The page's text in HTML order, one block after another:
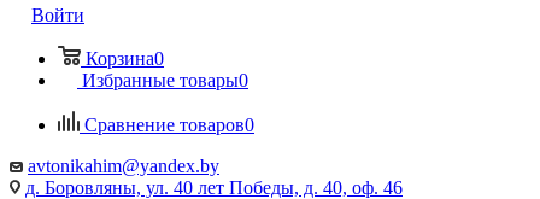
Войти
Корзина0
Избранные товары0
Сравнение товаров0
avtonikahim@yandex.by
д. Боровляны, ул. 40 лет Победы, д. 40, оф. 46